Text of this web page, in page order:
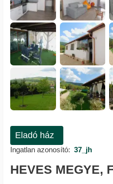
Eladó ház
Ingatlan azonosító: 37_jh
HEVES MEGYE,